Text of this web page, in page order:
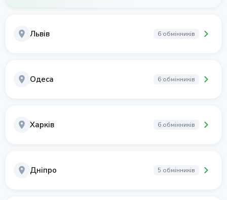
Львів 6 обмінників
Одеса 6 обмінників
Харків 6 обмінників
Дніпро 5 обмінників